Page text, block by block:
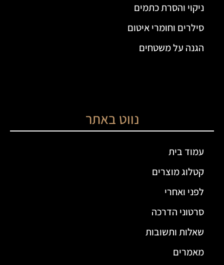
ניקוי והסרת כתמים
סילרים וחומרי איטום
הגנה על משטחים
נווט באתר
עמוד בית
קטלוג מוצרים
לפני ואחרי
סרטוני הדרכה
שאלות ותשובות
מאמרים